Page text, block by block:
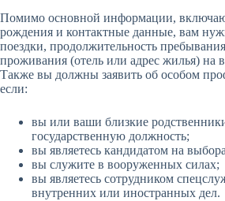
Помимо основной информации,
рождения и контактные данные, вам
поездки, продолжительность
проживания (отель или адрес жилья) на
Также вы должны заявить об особом
если:
вы или ваши близкие
государственную должность;
вы являетесь кандидатом на
вы служите в вооруженных силах;
вы являетесь сотрудником
внутренних или иностранных дел.